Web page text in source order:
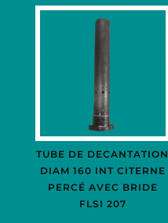
TUBE DE DECANTATION
DIAM 160 INT CITERNE
PERCÉ AVEC BRIDE
FLSI 207